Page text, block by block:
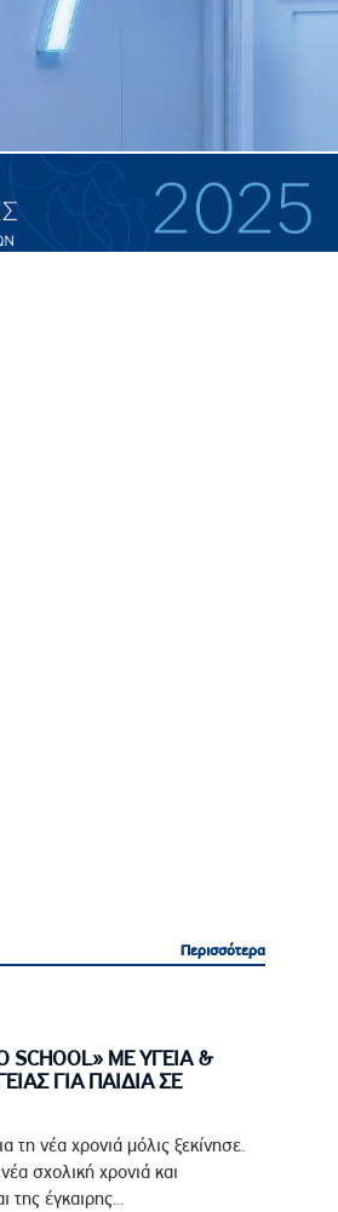
Περισσότερα
Περισσότερα
ΜΕ ΥΓΕΙΑ &
ΓΙΑ ΠΑΙΔΙΑ ΣΕ
τη νέα χρονιά μόλις ξεκίνησε.
σχολική χρονιά και
της έγκαιρης...